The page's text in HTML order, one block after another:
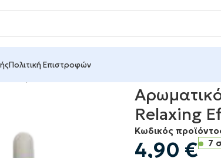
Πολιτική Επιστροφών
Relaxing
Κωδικός
4,90 € 7